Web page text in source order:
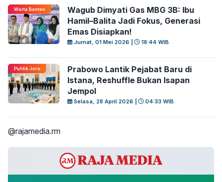
Warta Banten
Wagub Dimyati Gas MBG 3B: Ibu
Hamil–Balita Jadi Fokus, Generasi
Emas Disiapkan!
Jumat, 01 Mei 2026 | 18:44 WIB
Pulitik Jero
Prabowo Lantik Pejabat Baru di
Istana, Reshuffle Bukan Isapan
Jempol
Selasa, 28 April 2026 | 04:33 WIB
@rajamedia.rm